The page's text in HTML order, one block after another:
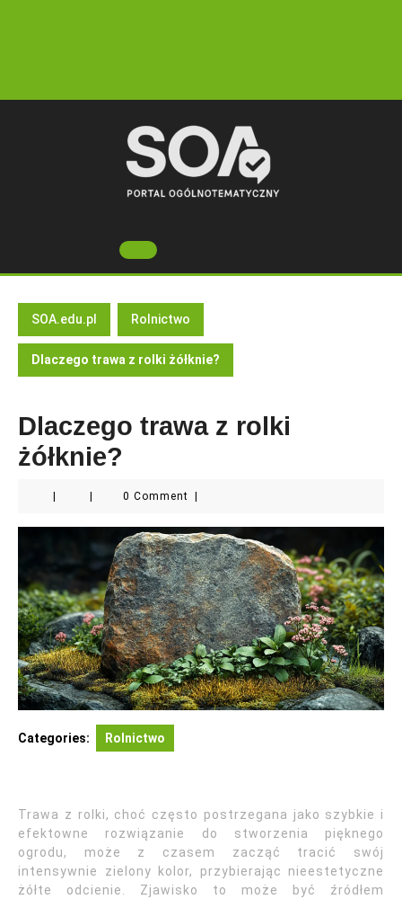
Open
Button
SOA.edu.pl Rolnictwo
Dlaczego trawa z rolki żółknie?
Dlaczego trawa z rolki
żółknie?
0 Comment
Categories: Rolnictwo
Trawa z rolki, choć często postrzegana jako szybkie i
efektowne rozwiązanie do stworzenia pięknego
ogrodu, może z czasem zacząć tracić swój
intensywnie zielony kolor, przybierając nieestetyczne
żółte odcienie. Zjawisko to może być źródłem